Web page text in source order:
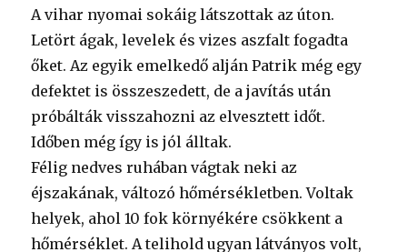
A vihar nyomai sokáig látszottak az úton.
Letört ágak, levelek és vizes aszfalt fogadta
őket. Az egyik emelkedő alján Patrik még egy
defektet is összeszedett, de a javítás után
próbálták visszahozni az elvesztett időt.
Időben még így is jól álltak.
Félig nedves ruhában vágtak neki az
éjszakának, változó hőmérsékletben. Voltak
helyek, ahol 10 fok környékére csökkent a
hőmérséklet. A telihold ugyan látványos volt,